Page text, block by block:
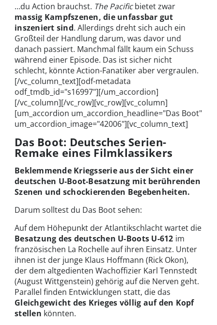
…du Action brauchst. The Pacificbietet zwar
massig Kampfszenen, die unfassbar gut
inszeniert sind. Allerdings dreht sich auch ein
Großteil der Handlung darum, was davor und
danach passiert. Manchmal fällt kaum ein Schuss
während einer Episode. Das ist sicher nicht
schlecht, könnte Action-Fanatiker aber vergraulen.
[/vc_column_text][odf-metadata
odf_tmdb_id="s16997"][/um_accordion]
[/vc_column][/vc_row][vc_row][vc_column]
[um_accordion um_accordion_headline="Das Boot"
um_accordion_image="42006"][vc_column_text]
Das Boot: Deutsches Serien-
Remake eines Filmklassikers
Beklemmende Kriegsserie aus der Sicht einer
deutschen U-Boot-Besatzung mit berührenden
Szenen und schockierenden Begebenheiten.
Darum solltest du Das Boot sehen:
Auf dem Höhepunkt der Atlantikschlacht wartet die
Besatzung des deutschen U-Boots U-612 im
französischen La Rochelle auf ihren Einsatz. Unter
ihnen ist der junge Klaus Hoffmann (Rick Okon),
der dem altgedienten Wachoffizier Karl Tennstedt
(August Wittgenstein) gehörig auf die Nerven geht.
Parallel finden Entwicklungen statt, die das
Gleichgewicht des Krieges völlig auf den Kopf
stellen könnten.